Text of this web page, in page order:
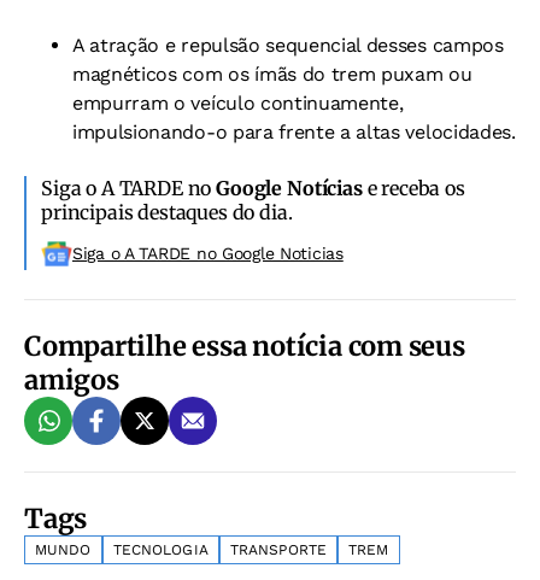
A atração e repulsão sequencial desses campos
magnéticos com os ímãs do trem puxam ou
empurram o veículo continuamente,
impulsionando-o para frente a altas velocidades.
Siga o A TARDE noGoogle Notíciase receba os
principais destaques do dia.
Siga o A TARDE no Google Noticias
Compartilhe essa notícia com seus
amigos
Tags
MUNDO TECNOLOGIA TRANSPORTE TREM